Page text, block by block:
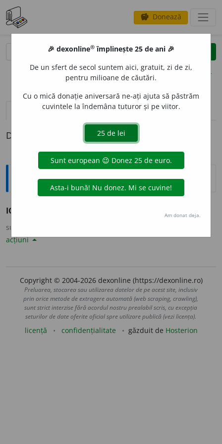
savings Donează
clear
opțiuni
definiții (1) pronunțievolume_up (3)
Definiția cu ID-ul 993944:
Sinonime
ICHI
sursa:
acțiuni
Copyright © 2004-2026 dexonline (https://dexonline.ro)
Preluarea, stocarea sau utilizarea datelor de pe acest site, inclusiv
prin orice metode de extragere automată (web scraping, crawling),
sunt strict interzise fără acordul nostru prealabil scris, cu excepția
seturilor de date oferite oficial spre utilizare publică (vezi licența).
licență confidențialitate găzduit de Hosterion
🎉 dexonline® împlinește 25 de ani 🎉
De un sfert de secol suntem aici, gratuit, zi de zi,
pentru milioane de căutări.
Cu o mică donație aniversară ne-ați ajuta să păstrăm
cuvintele la îndemâna tuturor și pe viitor.
Am donat deja.